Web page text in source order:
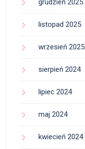
grudzień 2025
listopad 2025
wrzesień 2025
sierpień 2024
lipiec 2024
maj 2024
kwiecień 2024